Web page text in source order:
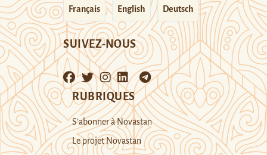
Français English Deutsch
SUIVEZ-NOUS
RUBRIQUES
S’abonner à Novastan
Le projet Novastan